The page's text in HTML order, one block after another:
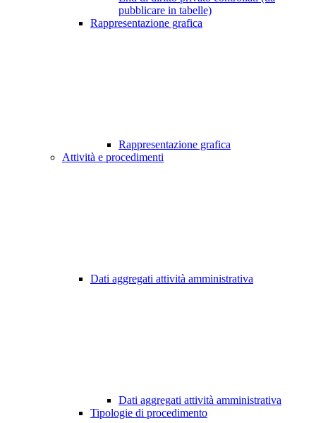
pubblicare in tabelle)
Rappresentazione grafica
Rappresentazione grafica
Attività e procedimenti
Dati aggregati attività amministrativa
Dati aggregati attività amministrativa
Tipologie di procedimento